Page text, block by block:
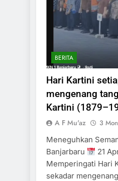
BERITA
Hari Kartini
mengenang
Kartini
A F Mu'az 3
Meneguhkan
Banjarbaru
21
Memperingati Hari
sekadar